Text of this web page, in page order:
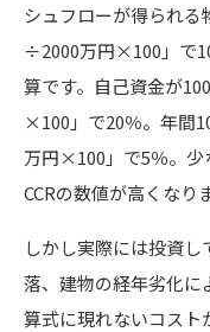
シュフローが得られる
÷2000万円×100」で
算です。自己資金が
×100」で20％。年間
万円×100」で5％。少
CCRの数値が高くなり
しかし実際には投資
落、建物の経年劣化に
算式に現れないコスト